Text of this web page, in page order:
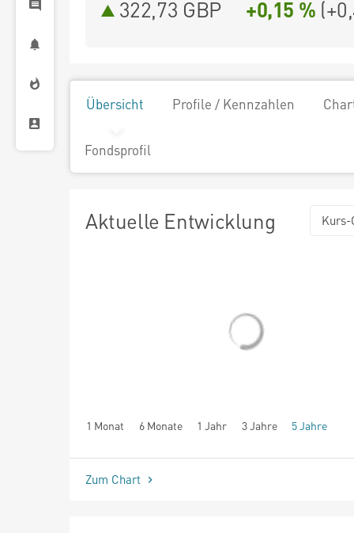
322,73 GBP +0,15 % (
Übersicht Profile / Kennzahlen
Fondsprofil
Aktuelle Entwicklung Kurs-
1 Monat 6 Monate 1 Jahr 3 Jahre 5 Jahre
seit Beginn
Zum Chart